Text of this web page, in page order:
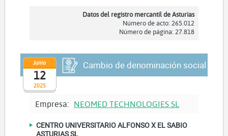
Datos del registro mercantil de Asturias
Número de acto: 265.012
Número de página: 27.818
2025
Junio
12
Cambio de denominación social
Empresa: NEOMED TECHNOLOGIES SL
CENTRO UNIVERSITARIO ALFONSO X EL SABIO
ASTURIAS SL